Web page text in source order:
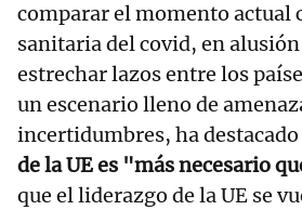
comparar el momento actual
sanitaria del covid, en alusión
estrechar lazos entre los
un escenario lleno de
incertidumbres, ha destacado
de la UE es "más necesario
que el liderazgo de la UE se